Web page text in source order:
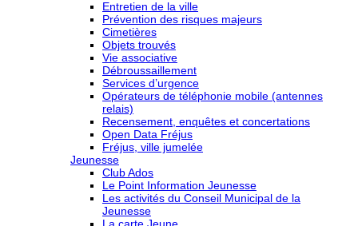
Entretien de la ville
Prévention des risques majeurs
Cimetières
Objets trouvés
Vie associative
Débroussaillement
Services d’urgence
Opérateurs de téléphonie mobile (antennes
relais)
Recensement, enquêtes et concertations
Open Data Fréjus
Fréjus, ville jumelée
Jeunesse
Club Ados
Le Point Information Jeunesse
Les activités du Conseil Municipal de la
Jeunesse